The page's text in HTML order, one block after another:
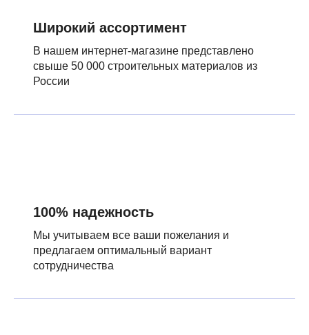
Широкий ассортимент
В нашем интернет-магазине представлено
свыше 50 000 строительных материалов из
России
100% надежность
Мы учитываем все ваши пожелания и
предлагаем оптимальный вариант
сотрудничества